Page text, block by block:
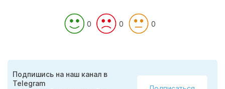
0 0 0
Подпишись на наш канал в
Telegram